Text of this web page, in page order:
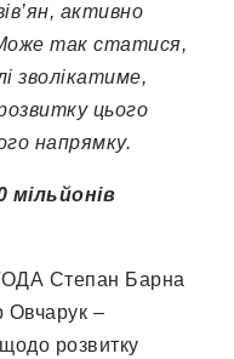
активно
так статися,
зволікатиме,
цього
напрямку.
мільйонів
Степан Барна
Овчарук –
розвитку